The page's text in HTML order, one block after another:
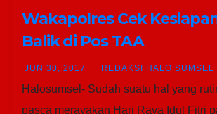
Wakapolres Cek
Balik di Pos TAA
JUN 30, 2017 REDAKSI HALO SUMSEL
Halosumsel- Sudah suatu hal yang
pasca merayakan Hari Raya Idul Fitri